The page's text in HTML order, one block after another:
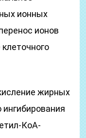
ионных
ионов
жирных
ингибирования
КоА-